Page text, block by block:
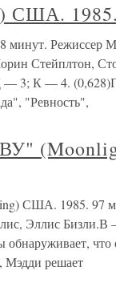
Режиссер
Стейплтон,
К — 4.
"Ревность",
1985. 97
Эллис
что
Мэдди решает